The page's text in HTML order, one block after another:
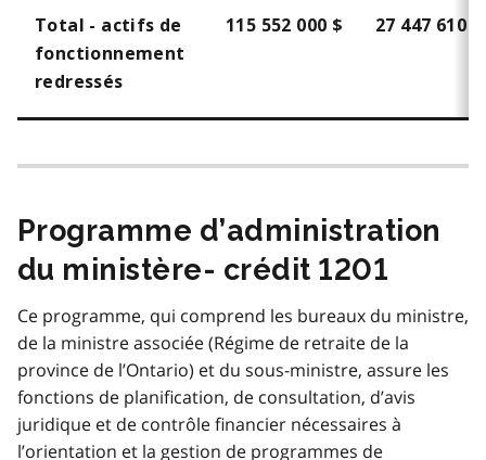
Total - actifs de
fonctionnement
redressés
115 552 000 $ 27 447 610 $
Programme d’administration
du ministère- crédit 1201
Ce programme, qui comprend les bureaux du ministre,
de la ministre associée (Régime de retraite de la
province de l’Ontario) et du sous-ministre, assure les
fonctions de planification, de consultation, d’avis
juridique et de contrôle financier nécessaires à
l’orientation et la gestion de programmes de